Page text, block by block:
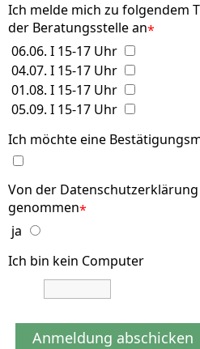
Ich melde mich zu folgendem
der Beratungsstelle an*
06.06. I 15-17 Uhr
04.07. I 15-17 Uhr
01.08. I 15-17 Uhr
05.09. I 15-17 Uhr
Ich möchte eine
Von der
genommen*
ja
Ich bin kein Computer
Anmeldung abschicken